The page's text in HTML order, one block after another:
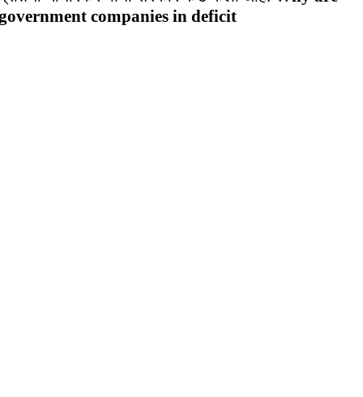
companies in deficit